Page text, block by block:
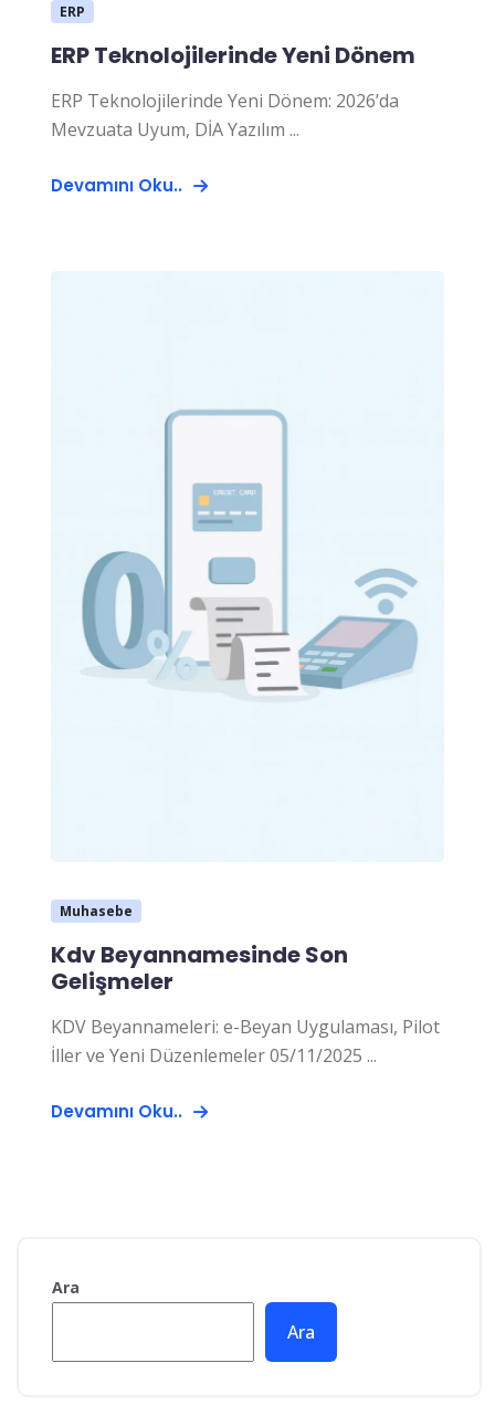
ERP
ERP Teknolojilerinde Yeni Dönem
ERP Teknolojilerinde Yeni Dönem: 2026’da
Mevzuata Uyum, DİA Yazılım ...
Devamını Oku..
Muhasebe
Kdv Beyannamesinde Son
Gelişmeler
KDV Beyannameleri: e-Beyan Uygulaması, Pilot
İller ve Yeni Düzenlemeler 05/11/2025 ...
Devamını Oku..
Ara
Ara